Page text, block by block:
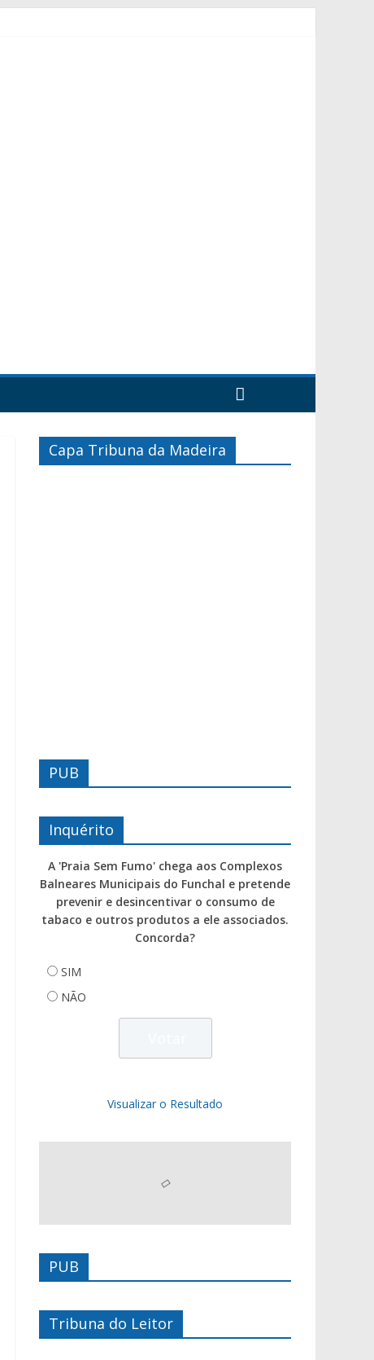
Capa Tribuna da Madeira
PUB
Inquérito
A 'Praia Sem Fumo' chega aos Complexos
Balneares Municipais do Funchal e pretende
prevenir e desincentivar o consumo de
tabaco e outros produtos a ele associados.
Concorda?
SIM
NÃO
Visualizar o Resultado
PUB
Tribuna do Leitor